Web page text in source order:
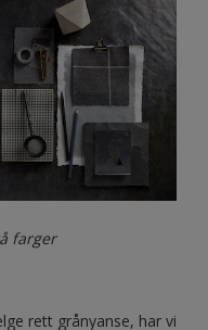
farger
rett grånyanse, har vi